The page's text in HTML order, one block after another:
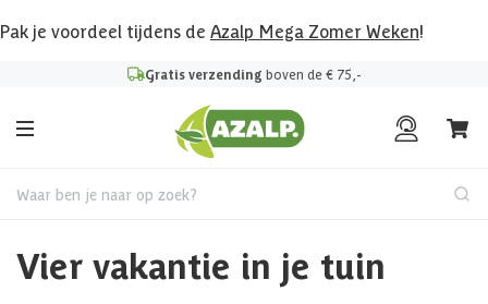
Pak je voordeel tijdens de Azalp Mega Zomer Weken!
Gratis verzending boven de € 75,-
Waar ben je naar op zoek?
Vier vakantie in je tuin